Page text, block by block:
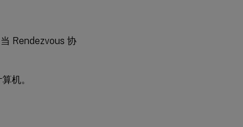
Rendezvous 协
机。